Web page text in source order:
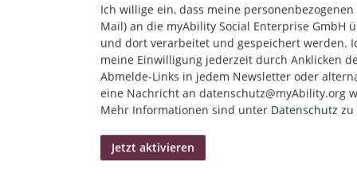
Ich willige ein, dass meine personenbezogenen
Mail) an die myAbility Social Enterprise GmbH
und dort verarbeitet und gespeichert werden.
meine Einwilligung jederzeit durch Anklicken
Abmelde-Links in jedem Newsletter oder
eine Nachricht an datenschutz@myAbility.org
Mehr Informationen sind unter Datenschutz zu
Referent Arbeitsrecht / HR Legal Back Office
21.07.2026,Beiersdorf
Hamburg, Deutschland
HR/Personalwesen
Regional Media Strategy &Planning Director